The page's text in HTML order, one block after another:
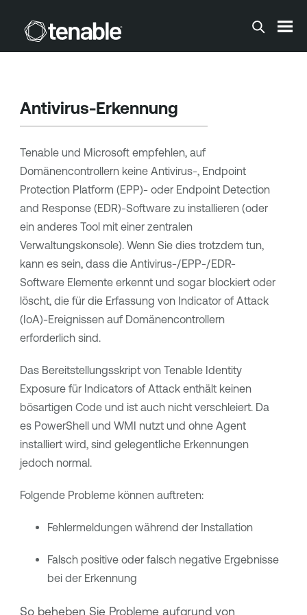
Zum Hauptinhalt springen
Antivirus-Erkennung
Tenable und Microsoft empfehlen, auf
Domänencontrollern keine Antivirus-, Endpoint
Protection Platform (EPP)- oder Endpoint Detection
and Response (EDR)-Software zu installieren (oder
ein anderes Tool mit einer zentralen
Verwaltungskonsole). Wenn Sie dies trotzdem tun,
kann es sein, dass die Antivirus-/EPP-/EDR-
Software Elemente erkennt und sogar blockiert oder
löscht, die für die Erfassung von Indicator of Attack
(IoA)-Ereignissen auf Domänencontrollern
erforderlich sind.
Das Bereitstellungsskript von Tenable Identity
Exposurefür Indicators of Attack enthält keinen
bösartigen Code und ist auch nicht verschleiert. Da
es PowerShell und WMI nutzt und ohne Agent
installiert wird, sind gelegentliche Erkennungen
jedoch normal.
Folgende Probleme können auftreten:
Fehlermeldungen während der Installation
Falsch positive oder falsch negative Ergebnisse
bei der Erkennung
So beheben Sie Probleme aufgrund von